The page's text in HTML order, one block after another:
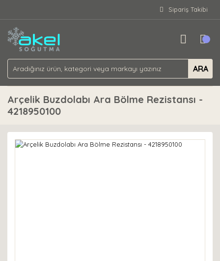
Sipariş Takibi
ARA
Arçelik Buzdolabı Ara Bölme Rezistansı -
4218950100